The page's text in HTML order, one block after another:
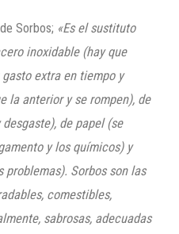
Sorbos; «Es el sustituto
inoxidable (hay que
extra en tiempo y
la anterior y se rompen), de
de papel (se
y los químicos) y
problemas). Sorbosson las
comestibles,
sabrosas, adecuadas